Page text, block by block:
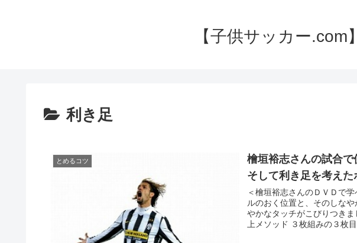
【子供サッカー
利き足
とめるコツ
檜垣裕志さんの試合で
そして利き足を考え
＜檜垣裕志さんのＤＶＤで
ルのおく位置と、そのしな
やかなタッチがこびりつき
上メソッド ３枚組みの３枚目